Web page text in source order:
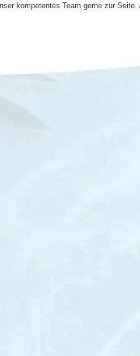
kompetentes Team gerne zur